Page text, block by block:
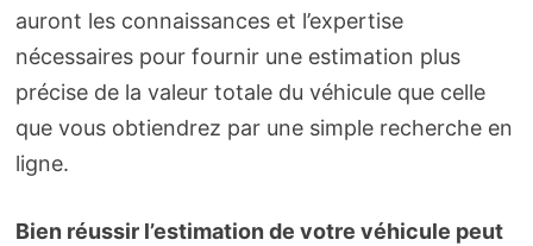
auront les connaissances et l’expertise
nécessaires pour fournir une estimation plus
précise de la valeur totale du véhicule que celle
que vous obtiendrez par une simple recherche en
ligne.
Bien réussir l’estimation de votre véhicule peut